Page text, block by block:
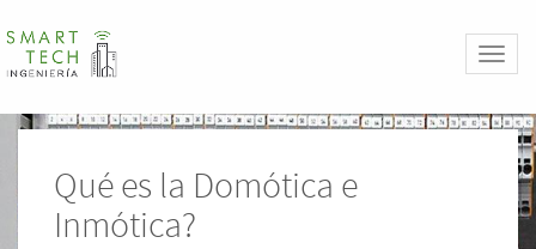
Qué es la Domótica e
Inmótica?